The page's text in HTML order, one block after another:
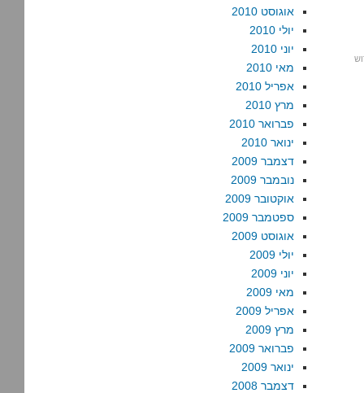
אוגוסט 2010
יולי 2010
יוני 2010
מאי 2010
אפריל 2010
מרץ 2010
פברואר 2010
ינואר 2010
דצמבר 2009
נובמבר 2009
אוקטובר 2009
ספטמבר 2009
אוגוסט 2009
יולי 2009
יוני 2009
מאי 2009
אפריל 2009
מרץ 2009
פברואר 2009
ינואר 2009
דצמבר 2008